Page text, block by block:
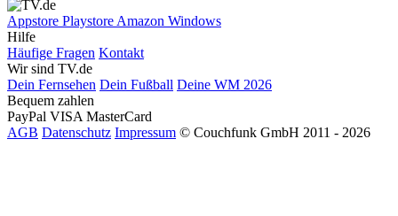
Appstore Playstore Amazon Windows
Hilfe
Häufige Fragen Kontakt
Wir sind TV.de
Dein Fernsehen Dein Fußball Deine WM 2026
Bequem zahlen
PayPal VISA MasterCard
AGB Datenschutz Impressum © Couchfunk GmbH 2011 - 2026